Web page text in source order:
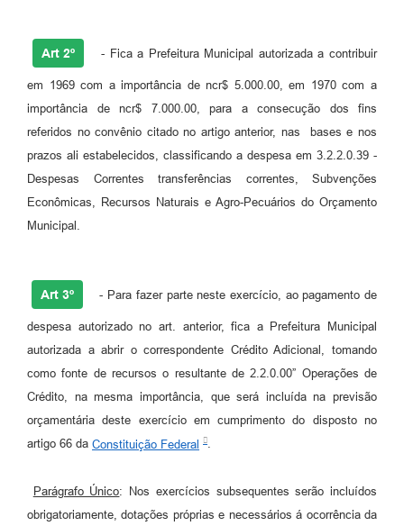
Plano Diretor
Farmácia Municipal
REMUME
Orientações COVID-19
Legislação
Editais
Sic
Transparência dos recursos municipais empregado no
combate à pandemia do COVID -19
Lei Aldir Blanc
Art 2º - Fica a Prefeitura Municipal autorizada a contribuir
em 1969 com a importância de ncr$ 5.000.00, em 1970 com a
importância de ncr$ 7.000.00, para a consecução dos fins
referidos no convênio citado no artigo anterior, nas bases e nos
prazos ali estabelecidos, classificando a despesa em 3.2.2.0.39 -
Despesas Correntes transferências correntes, Subvenções
Econômicas, Recursos Naturais e Agro-Pecuários do Orçamento
Municipal.
Art 3º - Para fazer parte neste exercício, ao pagamento de
despesa autorizado no art. anterior, fica a Prefeitura Municipal
autorizada a abrir o correspondente Crédito Adicional, tomando
como fonte de recursos o resultante de 2.2.0.00” Operações de
Crédito, na mesma importância, que será incluída na previsão
orçamentária deste exercício em cumprimento do disposto no
artigo 66 da Constituição Federal .
Parágrafo Único: Nos exercícios subsequentes serão incluídos
obrigatoriamente, dotações próprias e necessários á ocorrência da